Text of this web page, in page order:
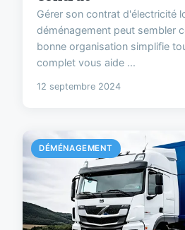
Gérer son contrat d'électricité
déménagement peut sembler
bonne organisation simplifie
complet vous aide ...
12 septembre 2024
DÉMÉNAGEMENT